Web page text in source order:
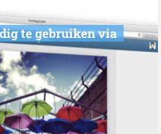
te gebruiken via